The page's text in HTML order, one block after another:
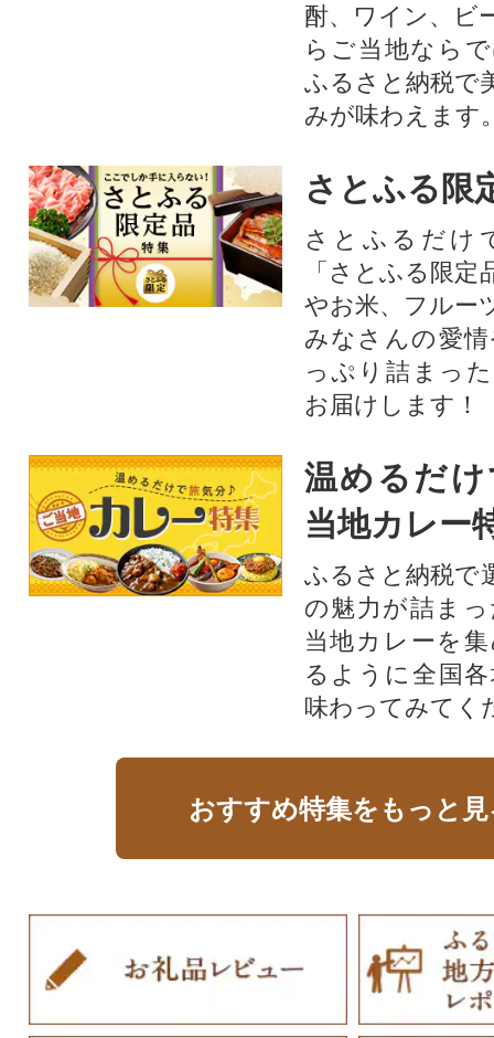
酎、ワイン、ビ
らご当地なら
ふるさと納税で
みが味わえます
さとふる限
さとふるだけ
「さとふる限
やお米、フルー
みなさんの愛
っぷり詰まっ
お届けします！
温めるだ
当地カレー
ふるさと納税で
の魅力が詰ま
当地カレーを
るように全国
味わってみてく
おすすめ特集をもっと